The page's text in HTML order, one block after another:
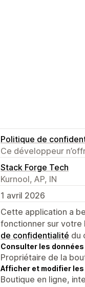
Politique de
Ce développeur
Stack Forge Tech
Kurnool, AP, IN
1 avril 2026
Cette application a
fonctionner sur votre
de confidentialité du
Consulter les
Propriétaire de la
Afficher et modifier
Boutique en ligne,